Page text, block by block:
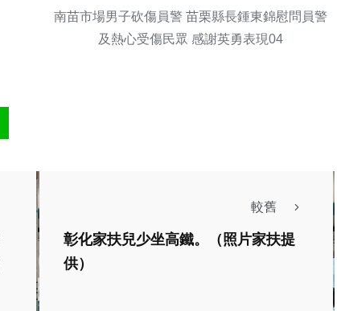
南苗市場男子砍傷員警 苗栗縣長鍾東錦慰問員警
及熱心受傷民眾 感謝英勇表現04
較舊
彰化家扶兒少坐高鐵。（照片家扶提
供）